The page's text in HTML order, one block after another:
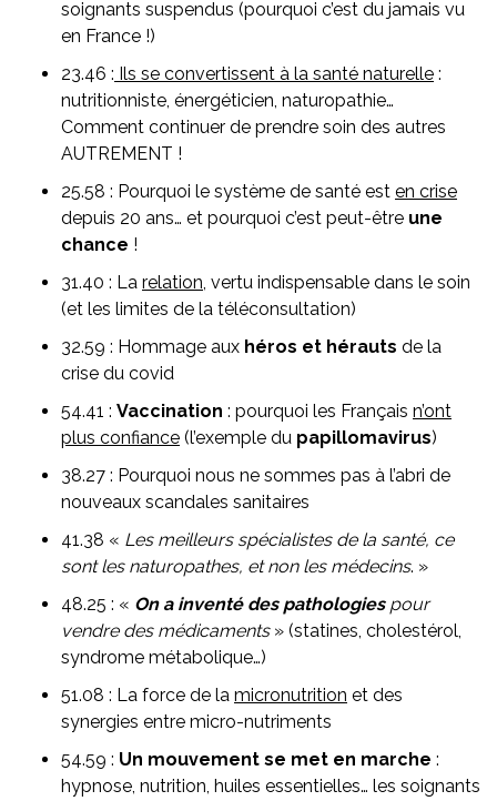
soignants suspendus (pourquoi c’est du jamais vu
en France !)
23.46 : Ils se convertissent à la santé naturelle :
nutritionniste, énergéticien, naturopathie…
Comment continuer de prendre soin des autres
AUTREMENT !
25.58 : Pourquoi le système de santé est en crise
depuis 20 ans… et pourquoi c’est peut-être une
chance !
31.40 : La relation, vertu indispensable dans le soin
(et les limites de la téléconsultation)
32.59 : Hommage aux héros et hérauts de la
crise du covid
54.41 : Vaccination : pourquoi les Français n’ont
plus confiance (l’exemple du papillomavirus)
38.27 : Pourquoi nous ne sommes pas à l’abri de
nouveaux scandales sanitaires
41.38 « Les meilleurs spécialistes de la santé, ce
sont les naturopathes, et non les médecins. »
48.25 : « On a inventé des pathologies pour
vendre des médicaments» (statines, cholestérol,
syndrome métabolique…)
51.08 : La force de la micronutrition et des
synergies entre micro-nutriments
54.59 : Un mouvement se met en marche :
hypnose, nutrition, huiles essentielles… les soignants